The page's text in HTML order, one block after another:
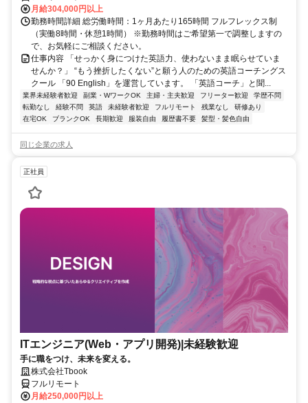
月給304,000円以上
勤務時間詳細 総労働時間：1ヶ月あたり165時間 フルフレックス制
（実働8時間・休憩1時間） ※勤務時間はご希望第一で調整しますの
で、お気軽にご相談ください。
仕事内容 「せっかく身につけた英語力、使わないまま眠らせていま
せんか？」 “もう挫折したくない”と願う人のための英語コーチングス
クール 「90 English」を運営しています。 「英語コーチ」と聞...
業界未経験者歓迎 副業・WワークOK 主婦・主夫歓迎 フリーター歓迎
学歴不問
転勤なし
経験不問 英語 未経験者歓迎 フルリモート 残業なし
研修あり
在宅OK
ブランクOK 長期歓迎 服装自由 履歴書不要 髪型・髪色自由
同じ企業の求人
正社員
ITエンジニア(Web・アプリ開発)|未経験歓迎
手に職をつけ、未来を変える。
株式会社Tbook
フルリモート
月給250,000円以上